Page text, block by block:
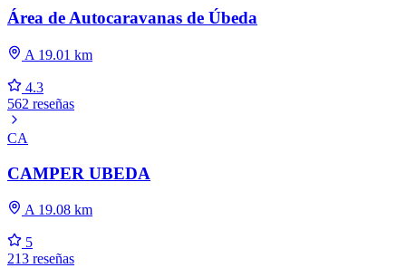
Área de Autocaravanas de Úbeda
A 19.01 km
4.3
562 reseñas
CA
CAMPER UBEDA
A 19.08 km
5
213 reseñas